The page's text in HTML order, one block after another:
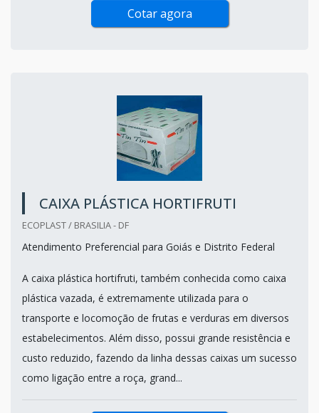
Cotar agora
CAIXA PLÁSTICA HORTIFRUTI
ECOPLAST / BRASILIA - DF
Atendimento Preferencial para Goiás e Distrito Federal
A caixa plástica hortifruti, também conhecida como caixa
plástica vazada, é extremamente utilizada para o
transporte e locomoção de frutas e verduras em diversos
estabelecimentos. Além disso, possui grande resistência e
custo reduzido, fazendo da linha dessas caixas um sucesso
como ligação entre a roça, grand...